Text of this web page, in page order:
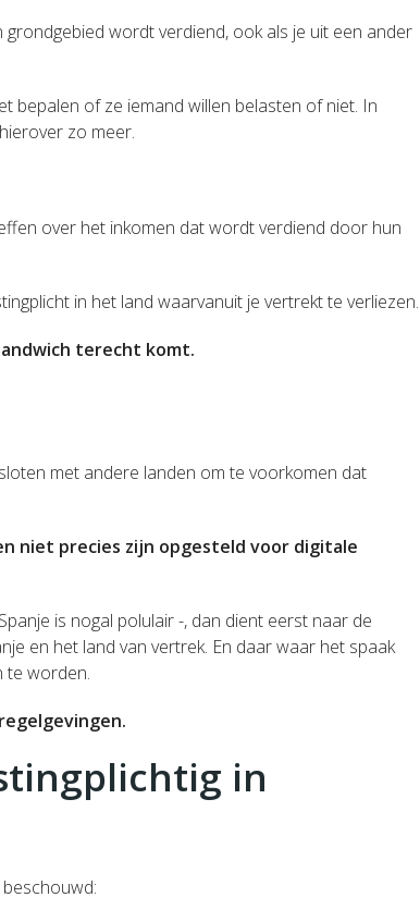
wordt verdiend, ook als je uit een ander
bepalen of ze iemand willen belasten of niet. In
zo meer.
over het inkomen dat wordt verdiend door hun
in het land waarvanuit je vertrekt te verliezen.
terecht komt.
met andere landen om te voorkomen dat
niet precies zijn opgesteld voor digitale
is nogal polulair -, dan dient eerst naar de
en het land van vertrek. En daar waar het spaak
te worden.
in